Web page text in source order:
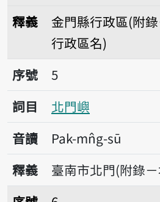
釋義
金門縣行政區(附
行政區名)
序號5北門嶼
序號
5
詞目
北門嶼
音讀
Pak-mn̂g-sū
釋義
臺南市北門(附錄
序號6西嶼鄉